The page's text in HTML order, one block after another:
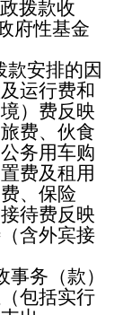
拨款收
府性基金
安排的因
运行费和
）费反映
费、伙食
务用车购
费及租用
、保险
待费反映
含外宾接
务（款）
包括实行